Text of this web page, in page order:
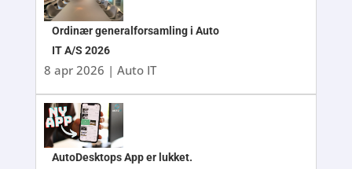
Ordinær generalforsamling i Auto
IT A/S 2026
8 apr 2026 | Auto IT
AutoDesktops App er lukket.